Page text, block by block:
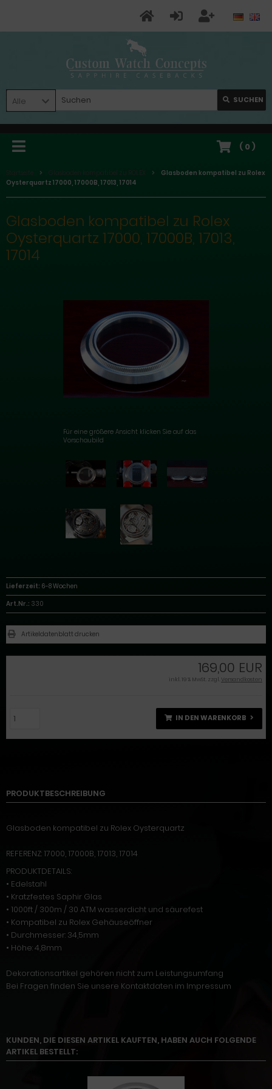
Alle SUCHEN
( 0 )
Startseite Glasboden kompatibel zu ROLEX
Glasboden kompatibel zu Rolex
Oysterquartz 17000, 17000B, 17013, 17014
Glasboden kompatibel zu Rolex
Oysterquartz 17000, 17000B, 17013,
17014
Für eine größere Ansicht klicken Sie auf das
Vorschaubild
169,00 EUR
inkl. 19 % MwSt. zzgl.Versandkosten
IN DEN WARENKORB
Lieferzeit: 6-8 Wochen
Art.Nr.: 330
Artikeldatenblatt drucken
PRODUKTBESCHREIBUNG
Glasboden kompatibel zu Rolex Oysterquartz
REFERENZ: 17000, 17000B, 17013, 17014
PRODUKTDETAILS:
• Edelstahl
• Kratzfestes Saphir Glas
• 1000ft / 300m / 30 ATM wasserdicht und säurefest
• Kompatibel zu Rolex Gehäuseöffner
• Durchmesser: 34,5mm
• Höhe: 4,8mm
Dekorationsartikel gehören nicht zum Leistungsumfang
Bei Fragen finden Sie unsere Kontaktdaten im Impressum
KUNDEN, DIE DIESEN ARTIKEL KAUFTEN, HABEN AUCH FOLGENDE
ARTIKEL BESTELLT: